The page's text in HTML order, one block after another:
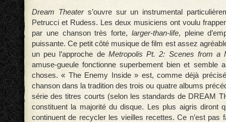
Dream Theaters’ouvre sur un instrumental
Petrucci et Rudess. Les deux musiciens ont voulu frapper
par une chanson très forte, larger-than-life, pleine
puissante. Ce petit côté musique de film est assez
un peu l’approche de Metropolis Pt. 2: Scenes from a
amuse-gueule fonctionne superbement bien et semble
choses. « The Enemy Inside » est, comme déjà
chanson dans la tradition des trois ou quatre albums
série des titres courts (selon les standards de DREAM
constituent la majorité du disque. Les plus aigris diront
continuent de recycler les vieilles recettes. Ce n’est pas